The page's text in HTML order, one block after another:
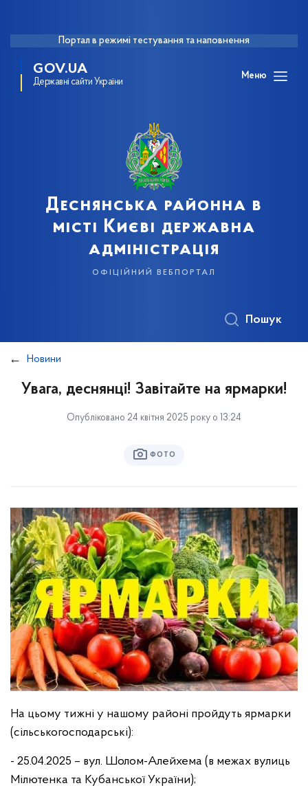
Портал в режимі тестування та наповнення
GOV.UA
Державні сайти України
Меню
Деснянська районна в
місті Києві державна
адміністрація
офіційний вебпортал
Пошук
Новини
Увага, деснянці! Завітайте на ярмарки!
Опубліковано 24 квітня 2025 року о 13:24
ФОТО
На цьому тижні у нашому районі пройдуть ярмарки
(сільськогосподарські):
- 25.04.2025 – вул. Шолом-Алейхема (в межах вулиць
Мілютенка та Кубанської України);